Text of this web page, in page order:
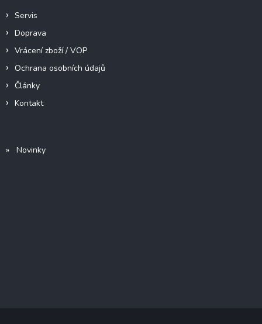
Servis
Doprava
Vrácení zboží / VOP
Ochrana osobních údajů
Články
Kontakt
» Novinky